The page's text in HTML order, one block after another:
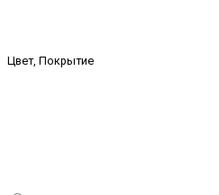
Цвет, Покрытие